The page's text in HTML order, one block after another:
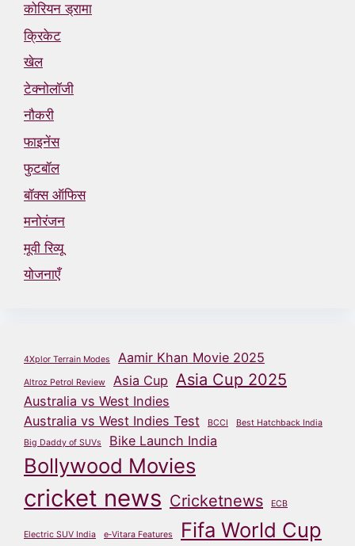
कोरियन ड्रामा
क्रिकेट
खेल
टेक्नोलॉजी
नौकरी
फाइनेंस
फुटबॉल
बॉक्स ऑफिस
मनोरंजन
मूवी रिव्यू
योजनाएँ
4Xplor Terrain Modes Aamir Khan Movie 2025
Altroz Petrol Review Asia Cup Asia Cup 2025
Australia vs West Indies
Australia vs West Indies Test
BCCI
Best Hatchback India
Big Daddy of SUVs
Bike Launch India
Bollywood Movies
cricket news Cricketnews ECB
Electric SUV India e‑Vitara Features Fifa World Cup